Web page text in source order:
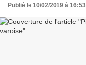
Publié le 10/02/2019 à 16:53